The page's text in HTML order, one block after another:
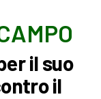
il suo
il